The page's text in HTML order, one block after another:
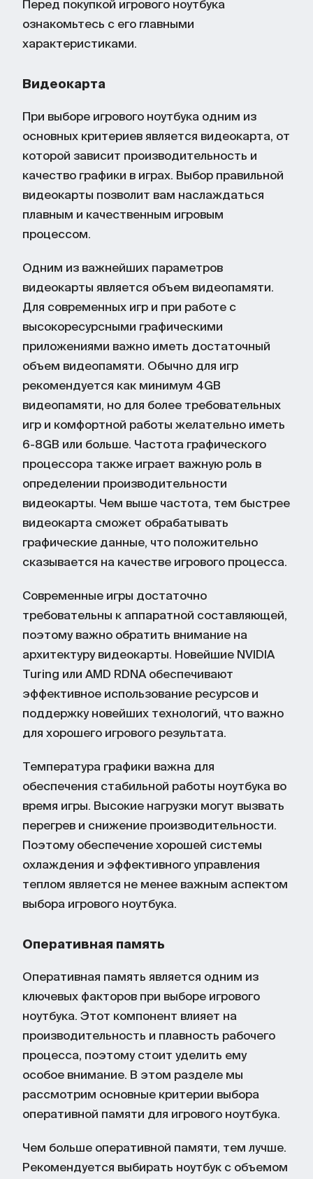
SSD позволяет продлить
актуальность устройства.
Порты и интерфейсы
разъем для наушников, чтобы без
устройства и периферию.
Популярные бренды— Acer, Asus,
MSI, Lenovo, Razer предлагают
широкий ассортимент игровых
ноутбуков с разным уровнем
производительности, дизайном и
Перед покупкой игрового ноутбука
ознакомьтесь с его главными
характеристиками.
Видеокарта
При выборе игрового ноутбука одним из
основных критериев является видеокарта, от
которой зависит производительность и
качество графики в играх. Выбор правильной
видеокарты позволит вам наслаждаться
плавным и качественным игровым
процессом.
Одним из важнейших параметров
видеокарты является объем видеопамяти.
Для современных игр и при работе с
высокоресурсными графическими
приложениями важно иметь достаточный
объем видеопамяти. Обычно для игр
рекомендуется как минимум 4GB
видеопамяти, но для более требовательных
игр и комфортной работы желательно иметь
6-8GB или больше. Частота графического
процессора также играет важную роль в
определении производительности
видеокарты. Чем выше частота, тем быстрее
видеокарта сможет обрабатывать
графические данные, что положительно
сказывается на качестве игрового процесса.
Современные игры достаточно
требовательны к аппаратной составляющей,
поэтому важно обратить внимание на
архитектуру видеокарты. Новейшие NVIDIA
Turing или AMD RDNA обеспечивают
эффективное использование ресурсов и
поддержку новейших технологий, что важно
для хорошего игрового результата.
Температура графики важна для
обеспечения стабильной работы ноутбука во
время игры. Высокие нагрузки могут вызвать
перегрев и снижение производительности.
Поэтому обеспечение хорошей системы
охлаждения и эффективного управления
теплом является не менее важным аспектом
выбора игрового ноутбука.
Оперативная память
Оперативная память является одним из
ключевых факторов при выборе игрового
ноутбука. Этот компонент влияет на
производительность и плавность рабочего
процесса, поэтому стоит уделить ему
особое внимание. В этом разделе мы
рассмотрим основные критерии выбора
оперативной памяти для игрового ноутбука.
Чем больше оперативной памяти, тем лучше.
Рекомендуется выбирать ноутбук с объемом